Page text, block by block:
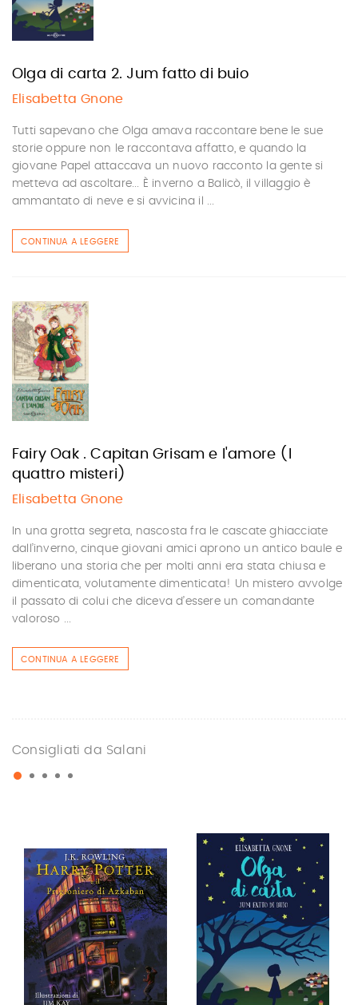
Olga di carta 2. Jum fatto di buio
Elisabetta Gnone
Tutti sapevano che Olga amava raccontare bene le sue
storie oppure non le raccontava affatto, e quando la
giovane Papel attaccava un nuovo racconto la gente si
metteva ad ascoltare... È inverno a Balicò, il villaggio è
ammantato di neve e si avvicina il ...
CONTINUA A LEGGERE
Fairy Oak . Capitan Grisam e l'amore (I
quattro misteri)
Elisabetta Gnone
In una grotta segreta, nascosta fra le cascate ghiacciate
dall’inverno, cinque giovani amici aprono un antico baule e
liberano una storia che per molti anni era stata chiusa e
dimenticata, volutamente dimenticata! Un mistero avvolge
il passato di colui che diceva d’essere un comandante
valoroso ...
CONTINUA A LEGGERE
Consigliati da Salani